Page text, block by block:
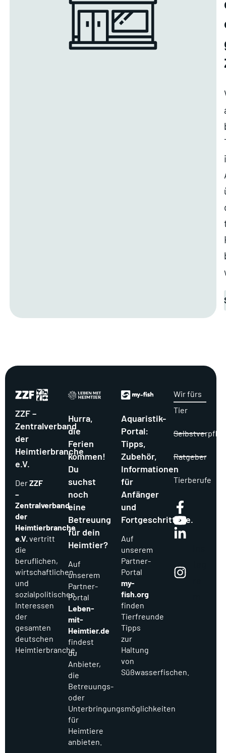
ZZF –
Zentralverband
der
Heimtierbranche
e.V.
DerZZF
–
Zentralverband
der
Heimtierbranche
e.V.vertritt
die
beruflichen,
wirtschaftlichen
und
sozialpolitischen
Interessen
der
gesamten
deutschen
Heimtierbranche.
Hurra,
die
Ferien
kommen!
Du
suchst
noch
eine
Betreuung
für dein
Heimtier?
Auf
unserem
Partner-
Portal
Leben-
mit-
Heimtier.de
findest
du
Anbieter,
die
Betreuungs-
oder
Unterbringungsmöglichkeiten
für
Heimtiere
anbieten.
Aquaristik-
Portal:
Tipps,
Zubehör,
Informationen
für
Anfänger
und
Fortgeschrittene.
Auf
unserem
Partner-
Portal
my-
fish.org
finden
Tierfreunde
Tipps
zur
Haltung
von
Süßwasserfischen.
Wir fürs
Tier
Ratgeber
Tierberufe